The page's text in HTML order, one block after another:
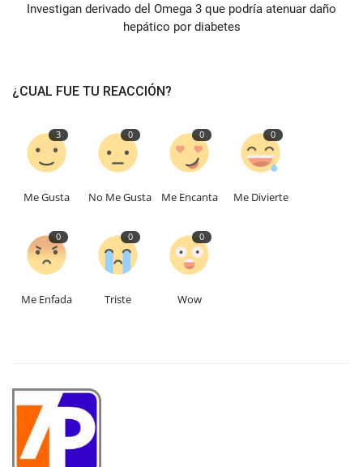
Investigan derivado del Omega 3 que podría atenuar daño
hepático por diabetes
¿CUAL FUE TU REACCIÓN?
3
Me Gusta
0
No Me Gusta
0
Me Encanta
0
Me Divierte
0
Me Enfada
0
Triste
0
Wow